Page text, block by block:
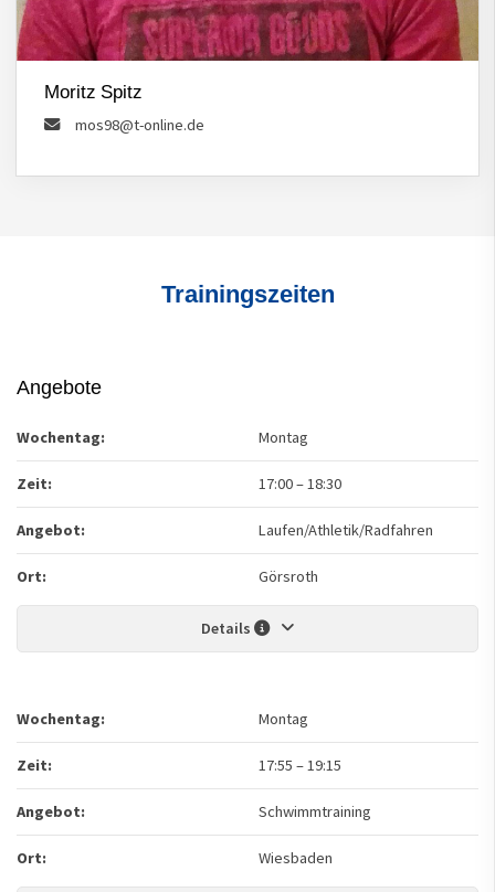
Moritz Spitz
mos98@t-online.de
Trainingszeiten
Angebote
Wochentag: Montag
Zeit: 17:00– 18:30
Angebot: Laufen/Athletik/Radfahren
Ort: Görsroth
Details
Wochentag: Montag
Zeit: 17:55 – 19:15
Angebot: Schwimmtraining
Ort: Wiesbaden